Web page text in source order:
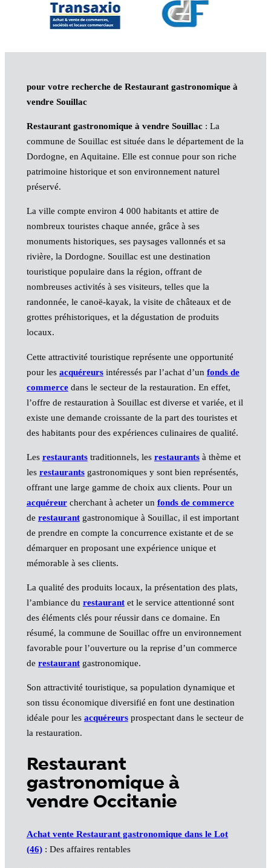
pour votre recherche de Restaurant gastronomique à
vendre Souillac
Restaurant gastronomique à vendre Souillac: La
commune de Souillac est située dans le département de la
Dordogne, en Aquitaine. Elle est connue pour son riche
patrimoine historique et son environnement naturel
préservé.
La ville compte environ 4 000 habitants et attire de
nombreux touristes chaque année, grâce à ses
monuments historiques, ses paysages vallonnés et sa
rivière, la Dordogne. Souillac est une destination
touristique populaire dans la région, offrant de
nombreuses activités à ses visiteurs, telles que la
randonnée, le canoë-kayak, la visite de châteaux et de
grottes préhistoriques, et la dégustation de produits
locaux.
Cette attractivité touristique représente une opportunité
pour les acquéreursintéressés par l’achat d’un fonds de
commercedans le secteur de la restauration. En effet,
l’offre de restauration à Souillac est diverse et variée, et il
existe une demande croissante de la part des touristes et
des habitants pour des expériences culinaires de qualité.
Les restaurantstraditionnels, les restaurantsà thème et
les restaurantsgastronomiques y sont bien représentés,
offrant une large gamme de choix aux clients. Pour un
acquéreurcherchant à acheter un fonds de commerce
de restaurantgastronomique à Souillac, il est important
de prendre en compte la concurrence existante et de se
démarquer en proposant une expérience unique et
mémorable à ses clients.
La qualité des produits locaux, la présentation des plats,
l’ambiance du restaurantet le service attentionné sont
des éléments clés pour réussir dans ce domaine. En
résumé, la commune de Souillac offre un environnement
favorable pour l’ouverture ou la reprise d’un commerce
de restaurantgastronomique.
Son attractivité touristique, sa population dynamique et
son tissu économique diversifié en font une destination
idéale pour les acquéreursprospectant dans le secteur de
la restauration.
Restaurant
gastronomique à
vendre Occitanie
Achat vente Restaurant gastronomique dans le Lot
(46): Des affaires rentables